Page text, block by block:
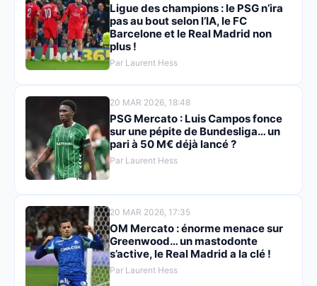
Ligue des champions : le PSG n’ira
pas au bout selon l’IA, le FC
Barcelone et le Real Madrid non
plus !
Par Laurent Hess
20 MAR 2026, 18:48
PSG Mercato : Luis Campos fonce
sur une pépite de Bundesliga… un
pari à 50 M€ déjà lancé ?
Par Laurent Hess
20 MAR 2026, 17:35
OM Mercato : énorme menace sur
Greenwood… un mastodonte
s’active, le Real Madrid a la clé !
Par Laurent Hess